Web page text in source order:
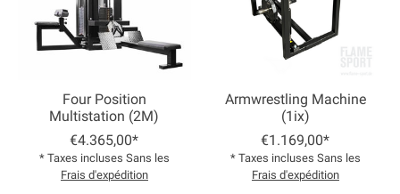
Four Position
Multistation (2M)
€4.365,00*
* Taxes incluses Sans les
Frais d'expédition
Armwrestling Machine
(1ix)
€1.169,00*
* Taxes incluses Sans les
Frais d'expédition